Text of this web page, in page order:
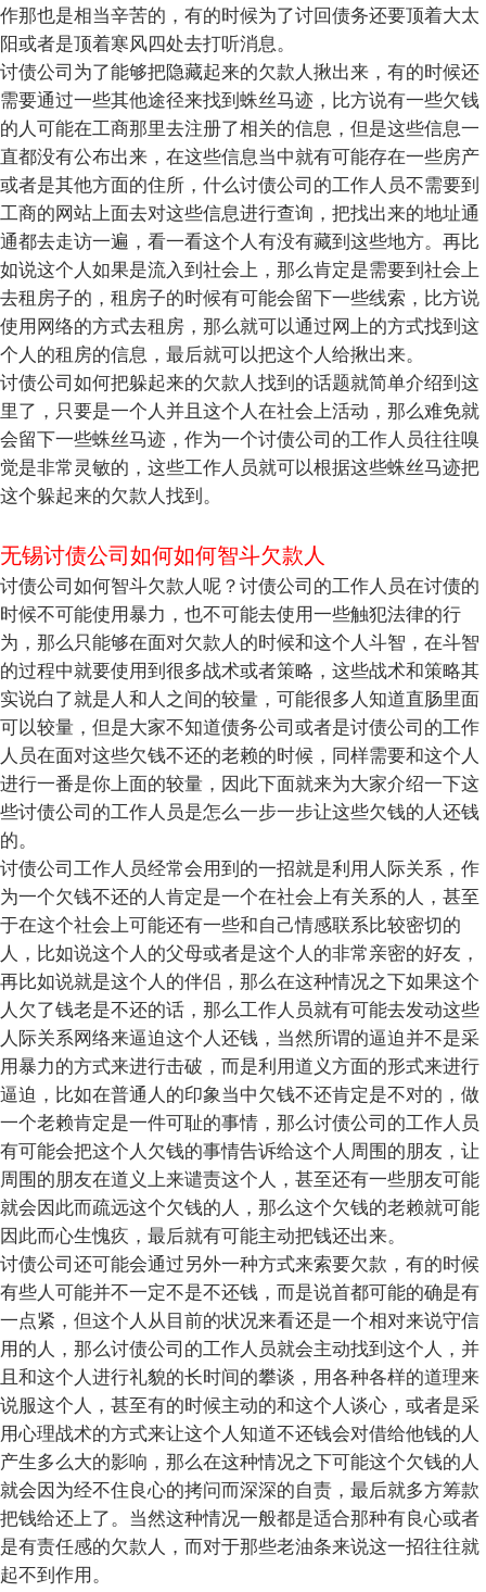
作那也是相当辛苦的，有的时候为了讨回债务还要顶着大太
阳或者是顶着寒风四处去打听消息。
讨债公司为了能够把隐藏起来的欠款人揪出来，有的时候还
需要通过一些其他途径来找到蛛丝马迹，比方说有一些欠钱
的人可能在工商那里去注册了相关的信息，但是这些信息一
直都没有公布出来，在这些信息当中就有可能存在一些房产
或者是其他方面的住所，什么讨债公司的工作人员不需要到
工商的网站上面去对这些信息进行查询，把找出来的地址通
通都去走访一遍，看一看这个人有没有藏到这些地方。再比
如说这个人如果是流入到社会上，那么肯定是需要到社会上
去租房子的，租房子的时候有可能会留下一些线索，比方说
使用网络的方式去租房，那么就可以通过网上的方式找到这
个人的租房的信息，最后就可以把这个人给揪出来。
讨债公司如何把躲起来的欠款人找到的话题就简单介绍到这
里了，只要是一个人并且这个人在社会上活动，那么难免就
会留下一些蛛丝马迹，作为一个讨债公司的工作人员往往嗅
觉是非常灵敏的，这些工作人员就可以根据这些蛛丝马迹把
这个躲起来的欠款人找到。
无锡讨债公司如何如何智斗欠款人
讨债公司如何智斗欠款人呢？讨债公司的工作人员在讨债的
时候不可能使用暴力，也不可能去使用一些触犯法律的行
为，那么只能够在面对欠款人的时候和这个人斗智，在斗智
的过程中就要使用到很多战术或者策略，这些战术和策略其
实说白了就是人和人之间的较量，可能很多人知道直肠里面
可以较量，但是大家不知道债务公司或者是讨债公司的工作
人员在面对这些欠钱不还的老赖的时候，同样需要和这个人
进行一番是你上面的较量，因此下面就来为大家介绍一下这
些讨债公司的工作人员是怎么一步一步让这些欠钱的人还钱
的。
讨债公司工作人员经常会用到的一招就是利用人际关系，作
为一个欠钱不还的人肯定是一个在社会上有关系的人，甚至
于在这个社会上可能还有一些和自己情感联系比较密切的
人，比如说这个人的父母或者是这个人的非常亲密的好友，
再比如说就是这个人的伴侣，那么在这种情况之下如果这个
人欠了钱老是不还的话，那么工作人员就有可能去发动这些
人际关系网络来逼迫这个人还钱，当然所谓的逼迫并不是采
用暴力的方式来进行击破，而是利用道义方面的形式来进行
逼迫，比如在普通人的印象当中欠钱不还肯定是不对的，做
一个老赖肯定是一件可耻的事情，那么讨债公司的工作人员
有可能会把这个人欠钱的事情告诉给这个人周围的朋友，让
周围的朋友在道义上来谴责这个人，甚至还有一些朋友可能
就会因此而疏远这个欠钱的人，那么这个欠钱的老赖就可能
因此而心生愧疚，最后就有可能主动把钱还出来。
讨债公司还可能会通过另外一种方式来索要欠款，有的时候
有些人可能并不一定不是不还钱，而是说首都可能的确是有
一点紧，但这个人从目前的状况来看还是一个相对来说守信
用的人，那么讨债公司的工作人员就会主动找到这个人，并
且和这个人进行礼貌的长时间的攀谈，用各种各样的道理来
说服这个人，甚至有的时候主动的和这个人谈心，或者是采
用心理战术的方式来让这个人知道不还钱会对借给他钱的人
产生多么大的影响，那么在这种情况之下可能这个欠钱的人
就会因为经不住良心的拷问而深深的自责，最后就多方筹款
把钱给还上了。当然这种情况一般都是适合那种有良心或者
是有责任感的欠款人，而对于那些老油条来说这一招往往就
起不到作用。